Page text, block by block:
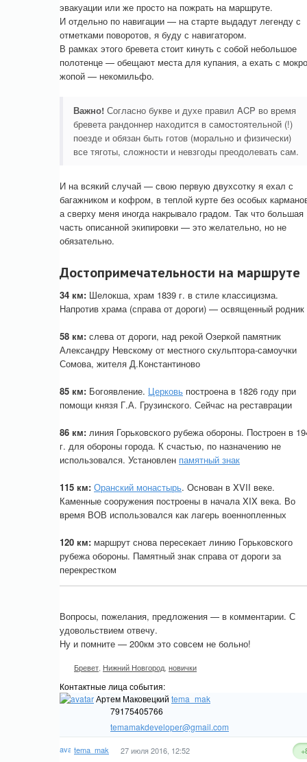
эвакуации или же просто на пожрать на маршруте.
И отдельно по навигации — на старте выдадут легенду с
отметками поворотов, я буду с навигатором.
В рамках этого бревета стоит кинуть с собой небольшое
полотенце — обещают места для купания, а ехать с
жопой — некомильфо.
Важно! Согласно букве и духе правил ACP во время
бревета рандоннер находится в самостоятельной (!)
поезде и обязан быть готов (морально и физически)
все тяготы, сложности и невзгоды преодолевать сам.
И на всякий случай — свою первую двухсотку я ехал с
багажником и кофром, в теплой курте без особых
а сверху меня иногда накрывало градом. Так что большая
часть описанной экипировки — это желательно, но не
обязательно.
Достопримечательности на маршруте
34 км: Шелокша, храм 1839 г. в стиле классицизма.
Напротив храма (справа от дороги) — освященный родник
58 км: слева от дороги, над рекой Озеркой памятник
Александру Невскому от местного скульптора-самоучки
Сомова, жителя Д.Константиново
85 км: Богоявление. Церковь построена в 1826 году при
помощи князя Г.А. Грузинского. Сейчас на реставрации
86 км: линия Горьковского рубежа обороны. Построен в
г. для обороны города. К счастью, по назначению не
использовался. Установлен памятный знак
115 км: Оранский монастырь. Основан в XVII веке.
Каменные сооружения построены в начала XIX века. Во
время ВОВ использовался как лагерь военнопленных
120 км: маршрут снова пересекает линию Горьковского
рубежа обороны. Памятный знак справа от дороги за
перекрестком
Вопросы, пожелания, предложения — в комментарии. С
удовольствием отвечу.
Ну и помните — 200км это совсем не больно!
Бревет Нижний Новгород новички
Контактные лица события:
Артем Маковецкий tema_mak
79175405766
temamakdeveloper@gmail.com
tema_mak 27 июля 2016, 12:52